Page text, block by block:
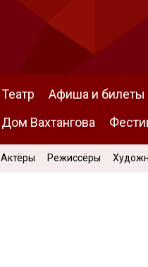
Театр Афиша и билеты
Дом Вахтангова
Актёры Режиссёры